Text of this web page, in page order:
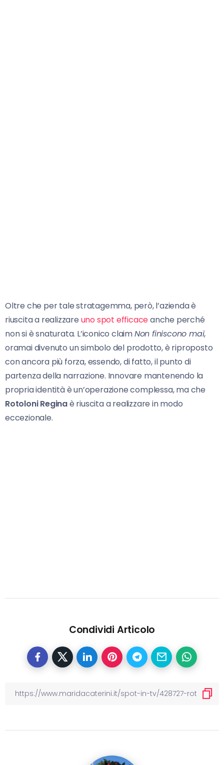
Oltre che per tale stratagemma, però, l’azienda è
riuscita a realizzare uno spot efficaceanche perché
non si è snaturata. L’iconico claimNon finiscono mai,
oramai divenuto un simbolo del prodotto, è riproposto
con ancora più forza, essendo, di fatto, il punto di
partenza della narrazione. Innovare mantenendo la
propria identità è un’operazione complessa, ma che
Rotoloni Reginaè riuscita a realizzare in modo
eccezionale.
Condividi Articolo